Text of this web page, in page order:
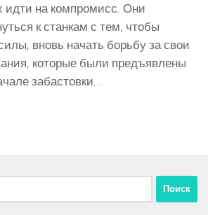
идти на компромисс. Они
к станкам с тем, чтобы
вновь начать борьбу за свои
которые были предъявлены
забастовки…